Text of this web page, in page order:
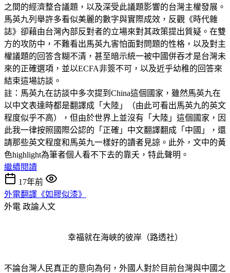
之間的經濟整合議題，以及深受此議題影響的台灣主權發展。
馬英九列舉許多看似美麗的數字與實際成效，反觀《時代雜
誌》卻藉由台灣內部反對者的立場來對其政策提出質疑。在雙
方的攻防中，不難看出馬英九害怕面對問題的性格，以及對主
權議題的回答含糊不清，甚至暗示統一被中國併吞才是台灣未
來的正確選項，並以ECFA非簽不可，以及近乎幼稚的回答來
結束這場訪談。
註：馬英九在訪談中多次提到China這個國家，雖然馬英九在
以中文表達時都是翻譯成「大陸」（由此可看出馬英九的英文
程度似乎不高），但由於世界上並沒有「大陸」這個國家，因
此我一律按照國際公認的「正確」中文翻譯翻成「中國」，還
請那些英文程度和馬英九一樣好的讀者見諒。此外，文中的黃
色highlight為筆者個人看不下去的靠夭，特此聲明。
繼續閱讀
17年前
外電翻譯《如膠似漆》
外電 政論人文
幸福就在海峽的彼岸（路透社）
不論台灣人民真正的意向為何，外國人對於目前台灣與中國之